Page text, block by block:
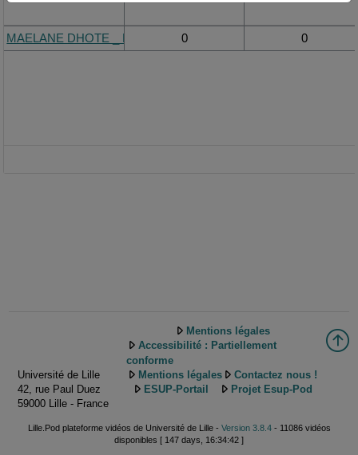
MAELANE DHOTE _ RELAIS VITESSE_ 4E .mp4
0 0
Université de Lille
42, rue Paul Duez
59000 Lille - France
Mentions légales
Accessibilité : Partiellement
conforme
Mentions légales
Contactez nous !
ESUP-Portail
Projet Esup-Pod
Lille.Pod plateforme vidéos de Université de Lille - Version 3.8.4- 11086 vidéos
disponibles [ 147 days, 16:34:42 ]